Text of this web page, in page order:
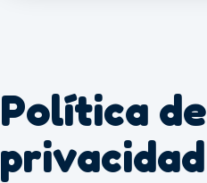
Política de
privacidad